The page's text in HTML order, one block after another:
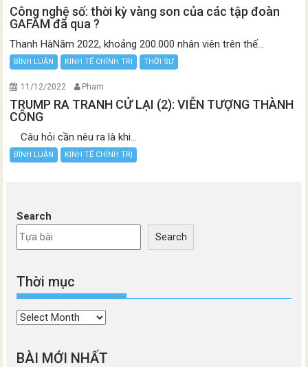
Công nghệ số: thời kỳ vàng son của các tập đoàn
GAFAM đã qua ?
Thanh HàNăm 2022, khoảng 200.000 nhân viên trên thế...
BÌNH LUẬN KINH TẾ CHÍNH TRỊ THỜI SỰ
11/12/2022 Pham
TRUMP RA TRANH CỬ LẠI (2): VIỄN TƯỢNG THÀNH
CÔNG
Câu hỏi cần nêu ra là khi...
BÌNH LUẬN KINH TẾ CHÍNH TRỊ
Search
Search
Thời mục
Thời
BÀI MỚI NHẤT